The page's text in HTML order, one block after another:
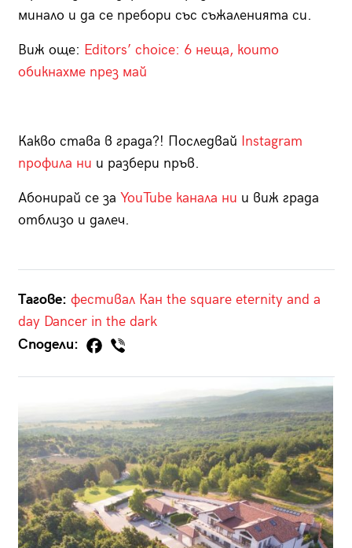
минало и да се пребори със съжаленията си.
Виж още: Editors’ choice: 6 неща, които
обикнахме през май
Какво става в града?! Последвай Instagram
профила ни и разбери пръв.
Абонирай се за YouTube канала ни и виж града
отблизо и далеч.
Тагове: фестивал Кан the square eternity and a
day Dancer in the dark
Сподели: